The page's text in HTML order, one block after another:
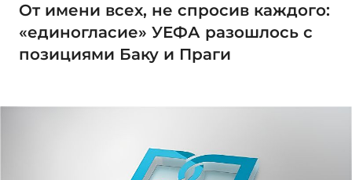
От имени всех, не спросив каждого:
«единогласие» УЕФА разошлось с
позициями Баку и Праги